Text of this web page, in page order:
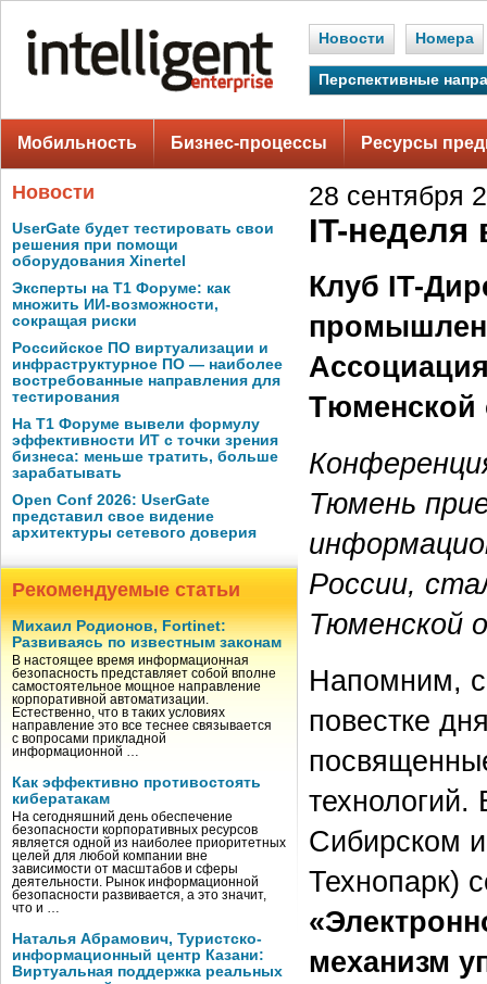
Новости Номера
Перспективные
Мобильность Бизнес-процессы Ресурсы
Новости
UserGate будет тестировать свои
решения при помощи
оборудования Xinertel
Эксперты на Т1 Форуме: как
множить ИИ-возможности,
сокращая риски
Российское ПО виртуализации и
инфраструктурное ПО — наиболее
востребованные направления для
тестирования
На Т1 Форуме вывели формулу
эффективности ИТ с точки зрения
бизнеса: меньше тратить, больше
зарабатывать
Open Conf 2026: UserGate
представил свое видение
архитектуры сетевого доверия
Рекомендуемые статьи
Михаил Родионов, Fortinet:
Развиваясь по известным законам
В настоящее время информационная
безопасность представляет собой вполне
самостоятельное мощное направление
корпоративной автоматизации.
Естественно, что в таких условиях
направление это все теснее связывается
с вопросами прикладной
информационной …
Как эффективно противостоять
кибератакам
На сегодняшний день обеспечение
безопасности корпоративных ресурсов
является одной из наиболее приоритетных
целей для любой компании вне
зависимости от масштабов и сферы
деятельности. Рынок информационной
безопасности развивается, а это значит,
что и …
Наталья Абрамович, Туристско-
информационный центр Казани:
Виртуальная поддержка реальных
28 сентября
IT-неделя
Клуб IT-
Тюменской
Тюмень
России,
Тюменской
Напомним, с
повестке
Сибирском
Технопарк)
механизм